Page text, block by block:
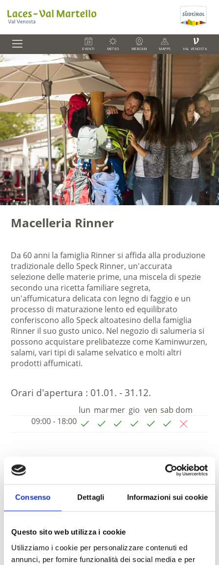
Consenso Dettagli Informazioni sui cookie
Questo sito web utilizza i cookie
Utilizziamo i cookie per personalizzare contenuti ed
annunci, per fornire funzionalità dei social media e per
EVENTI METEO WEBCAM MAPPS
V
VAL VENOSTA
Macelleria Rinner
Da 60 anni la famiglia Rinner si affida alla produzione
tradizionale dello Speck Rinner, un'accurata
selezione delle materie prime, una miscela di spezie
secondo una ricetta familiare segreta,
un'affumicatura delicata con legno di faggio e un
processo di maturazione lento ed equilibrato
conferiscono allo Speck altoatesino della famiglia
Rinner il suo gusto unico. Nel negozio di salumeria si
possono acquistare prelibatezze come Kaminwurzen,
salami, vari tipi di salame selvatico e molti altri
prodotti affumicati.
Orari d'apertura : 01.01. - 31.12.
lun marmer gio ven sab dom
09:00 - 18:00